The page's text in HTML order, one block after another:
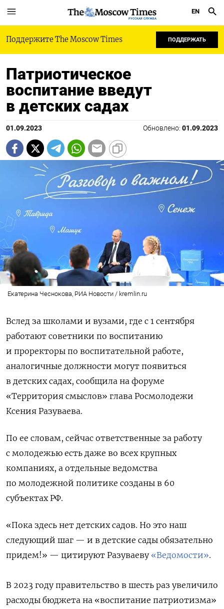
РУССКАЯ СЛУЖБА
EN
Поддержите The Moscow Times ПОДДЕРЖАТЬ
Патриотическое
воспитание введут
в детских садах
01.09.2023 Обновлено: 01.09.2023
Екатерина Чеснокова, РИА Новости / kremlin.ru
Вслед за школами и вузами, где с 1 сентября
работают советники по воспитанию
и проректоры по воспитательной работе,
аналогичные должности могут появиться
в детских садах, сообщила на форуме
«Территория смыслов» глава Росмолодежи
Ксения Разуваева.
По ее словам, сейчас ответственные за работу
с молодежью есть даже во всех крупных
компаниях, а отдельные ведомства
по молодежной политике созданы в 60
субъектах РФ.
«Пока здесь нет детских садов. Но это наш
следующий шаг — и в детские сады обязательно
придем!» — цитируют Разуваеву «Ведомости».
В 2023 году правительство в шесть раз увеличило
расходы бюджета на «воспитание патриотизма»